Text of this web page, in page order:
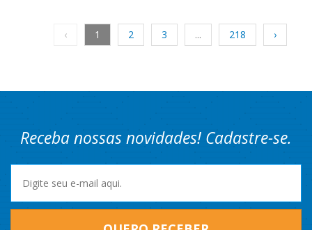
‹ 1 2 3 ... 218 ›
Receba nossas novidades! Cadastre-se.